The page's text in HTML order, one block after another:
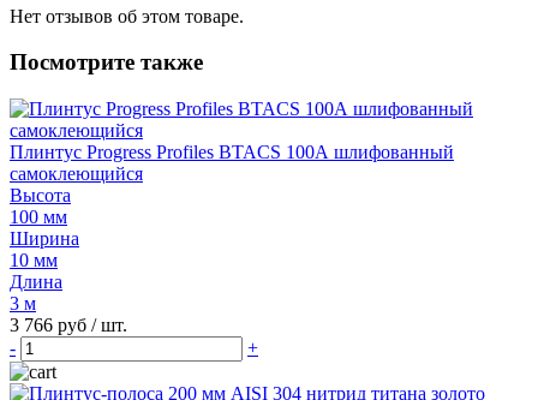
Нет отзывов об этом товаре.
Посмотрите также
Плинтус Progress Profiles BTACS 100А шлифованный
самоклеющийся
Высота
100 мм
Ширина
10 мм
Длина
3 м
3 766 руб / шт.
-
+